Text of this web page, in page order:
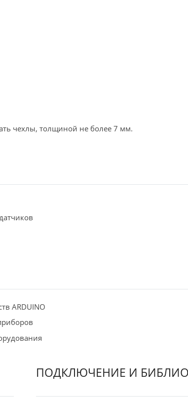
чехлы, толщиной не более 7 мм.
ARDUINO
ПОДКЛЮЧЕНИЕ И